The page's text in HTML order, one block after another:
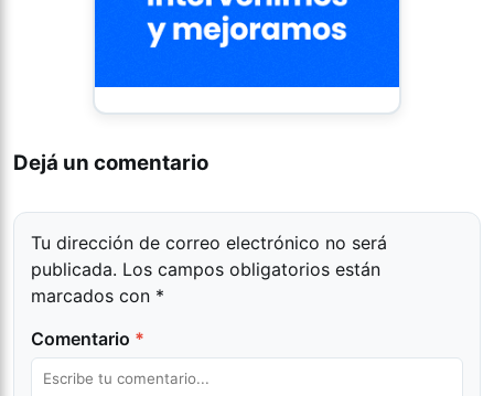
Dejá un comentario
Tu dirección de correo electrónico no será
publicada. Los campos obligatorios están
marcados con *
Comentario *